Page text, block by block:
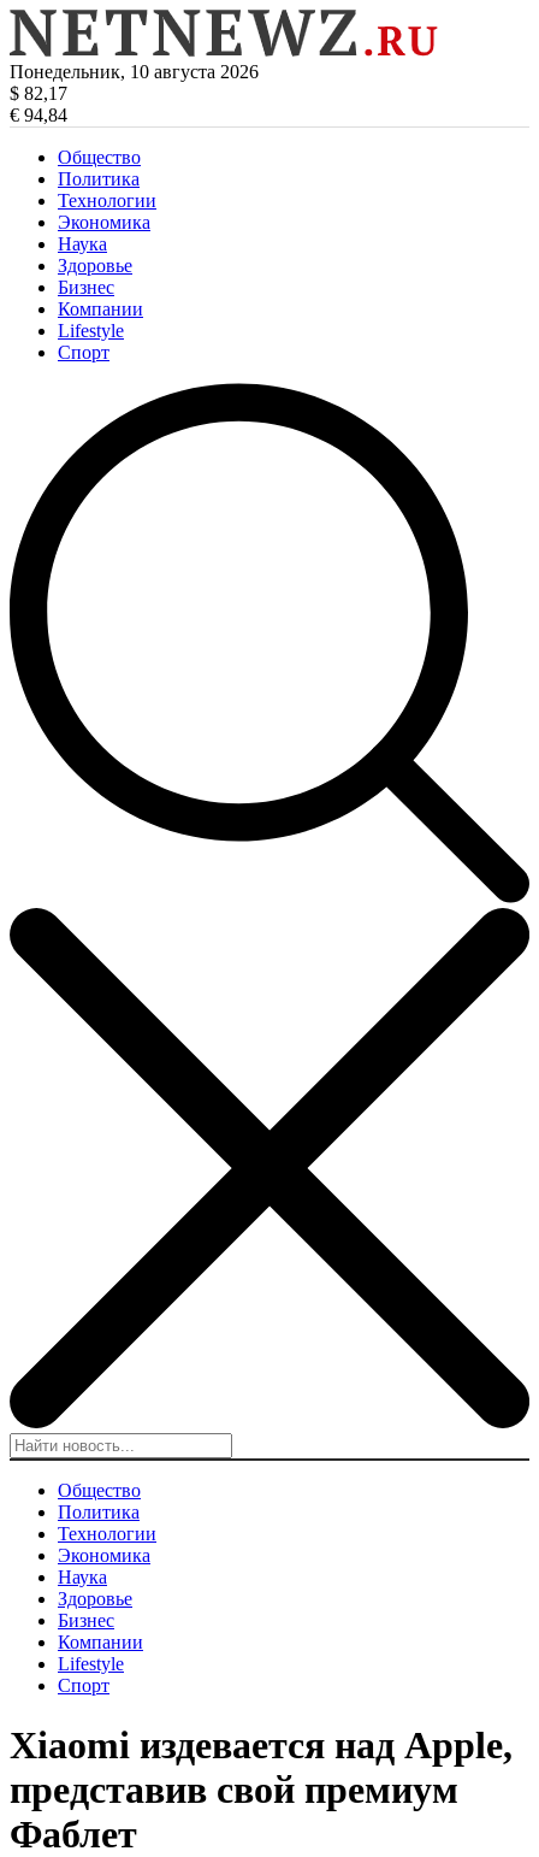
Понедельник, 10 августа 2026
$ 82,17
€ 94,84
Общество
Политика
Технологии
Экономика
Наука
Здоровье
Бизнес
Компании
Lifestyle
Спорт
Общество
Политика
Технологии
Экономика
Наука
Здоровье
Бизнес
Компании
Lifestyle
Спорт
Xiaomi издевается над Apple,
представив свой премиум
Фаблет